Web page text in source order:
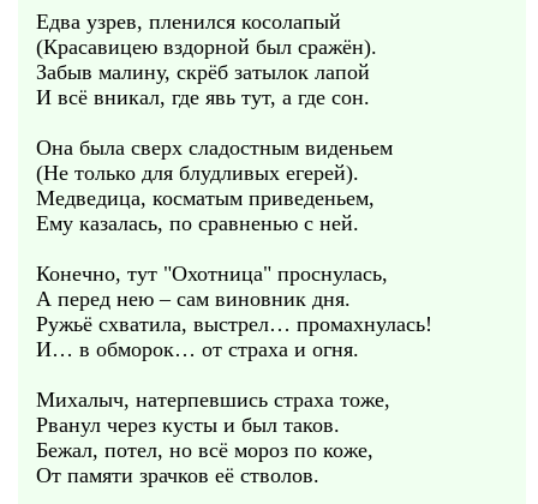
Едва узрев, пленился косолапый
(Красавицею вздорной был сражён).
Забыв малину, скрёб затылок лапой
И всё вникал, где явь тут, а где сон.
Она была сверх сладостным виденьем
(Не только для блудливых егерей).
Медведица, косматым приведеньем,
Ему казалась, по сравненью с ней.
Конечно, тут "Охотница" проснулась,
А перед нею – сам виновник дня.
Ружьё схватила, выстрел… промахнулась!
И… в обморок… от страха и огня.
Михалыч, натерпевшись страха тоже,
Рванул через кусты и был таков.
Бежал, потел, но всё мороз по коже,
От памяти зрачков её стволов.